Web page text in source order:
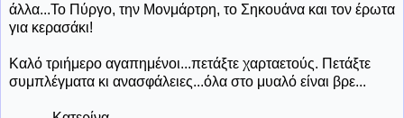
άλλα...Το Πύργο, την Μονμάρτρη, το Σηκουάνα και τον έρωτα
για κερασάκι!
Καλό τριήμερο αγαπημένοι...πετάξτε χαρταετούς. Πετάξτε
συμπλέγματα κι ανασφάλειες...όλα στο μυαλό είναι βρε...